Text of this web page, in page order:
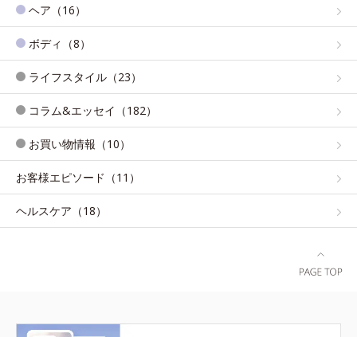
ヘア（16）
ボディ（8）
ライフスタイル（23）
コラム&エッセイ（182）
お買い物情報（10）
お客様エピソード（11）
ヘルスケア（18）